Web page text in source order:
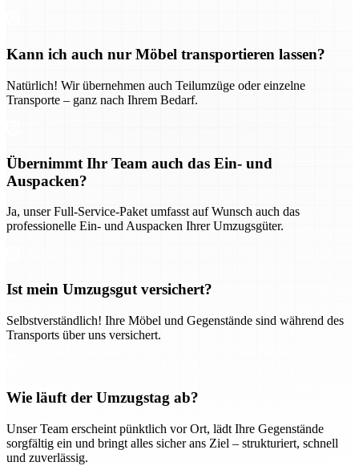
Kann ich auch nur Möbel transportieren lassen?
Natürlich! Wir übernehmen auch Teilumzüge oder einzelne
Transporte – ganz nach Ihrem Bedarf.
Übernimmt Ihr Team auch das Ein- und
Auspacken?
Ja, unser Full-Service-Paket umfasst auf Wunsch auch das
professionelle Ein- und Auspacken Ihrer Umzugsgüter.
Ist mein Umzugsgut versichert?
Selbstverständlich! Ihre Möbel und Gegenstände sind während des
Transports über uns versichert.
Wie läuft der Umzugstag ab?
Unser Team erscheint pünktlich vor Ort, lädt Ihre Gegenstände
sorgfältig ein und bringt alles sicher ans Ziel – strukturiert, schnell
und zuverlässig.